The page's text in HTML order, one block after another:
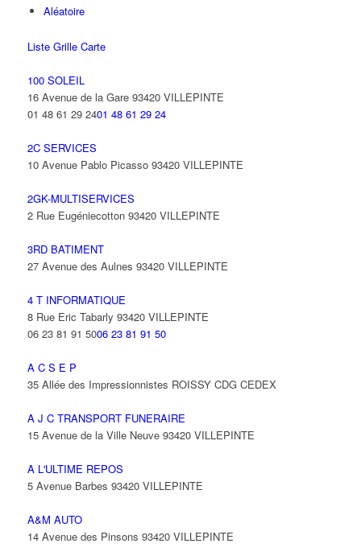
Aléatoire
Liste Grille Carte
100 SOLEIL
16 Avenue de la Gare 93420 VILLEPINTE
01 48 61 29 2401 48 61 29 24
2C SERVICES
10 Avenue Pablo Picasso 93420 VILLEPINTE
2GK-MULTISERVICES
2 Rue Eugéniecotton 93420 VILLEPINTE
3RD BATIMENT
27 Avenue des Aulnes 93420 VILLEPINTE
4 T INFORMATIQUE
8 Rue Eric Tabarly 93420 VILLEPINTE
06 23 81 91 5006 23 81 91 50
A C S E P
35 Allée des Impressionnistes ROISSY CDG CEDEX
A J C TRANSPORT FUNERAIRE
15 Avenue de la Ville Neuve 93420 VILLEPINTE
A L'ULTIME REPOS
5 Avenue Barbes 93420 VILLEPINTE
A&M AUTO
14 Avenue des Pinsons 93420 VILLEPINTE